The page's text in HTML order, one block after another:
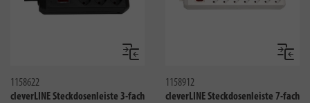
Vergleichen
1158622
cleverLINE Steckdosenleiste 3-fach
1158912
cleverLINE Steckdosenleiste 7-fach